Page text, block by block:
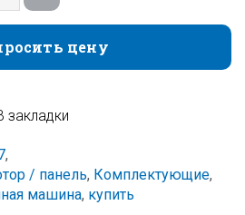
цену
цену
закладки
,
/ панель, Комплектующие,
машина, купить